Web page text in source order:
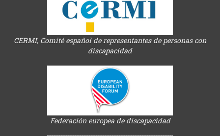
CERMI, Comité español de representantes de personas con
discapacidad
Federación europea de discapacidad